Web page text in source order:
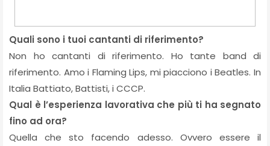
Quali sono i tuoi cantanti di riferimento?
Non ho cantanti di riferimento. Ho tante band di
riferimento. Amo i Flaming Lips, mi piacciono i Beatles. In
Italia Battiato, Battisti, i CCCP.
Qual è l’esperienza lavorativa che più ti ha segnato
fino ad ora?
Quella che sto facendo adesso. Ovvero essere il